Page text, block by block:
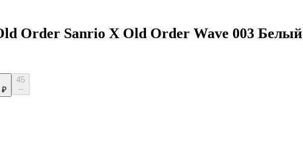
Order Sanrio X Old Order Wave 003 Белый
₽
45
--